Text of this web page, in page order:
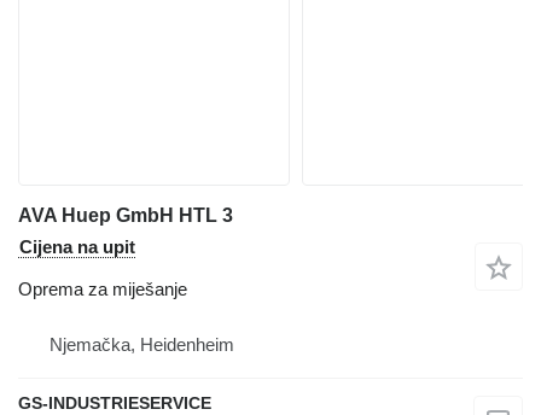
AVA Huep GmbH HTL 3
Cijena na upit
Oprema za miješanje
Njemačka, Heidenheim
GS-INDUSTRIESERVICE